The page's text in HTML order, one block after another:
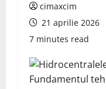
cimaxcim
21 aprilie 2026
7 minutes read